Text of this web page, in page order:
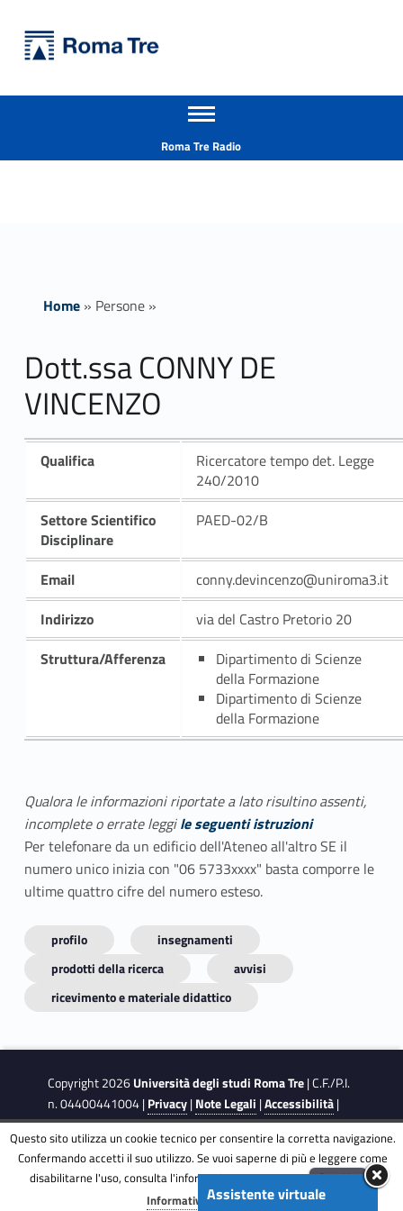
Dott.ssa CONNY DE VINCENZO - Università Roma Tre
Apri il menu secondario
Roma Tre Radio
Home» Persone»
Dott.ssa CONNY DE
VINCENZO
Qualifica
Ricercatore tempo det. Legge
240/2010
Settore Scientifico
Disciplinare
PAED-02/B
Email
conny.devincenzo@uniroma3.it
Indirizzo
via del Castro Pretorio 20
Struttura/Afferenza
Dipartimento di Scienze
della Formazione
Dipartimento di Scienze
della Formazione
Qualora le informazioni riportate a lato risultino assenti,
incomplete o errate leggile seguenti istruzioni
Per telefonare da un edificio dell'Ateneo all'altro SE il
numero unico inizia con "06 5733xxxx" basta comporre le
ultime quattro cifre del numero esteso.
profilo
insegnamenti
prodotti della ricerca
avvisi
ricevimento e materiale didattico
Copyright 2026Università degli studi Roma Tre| C.F./P.I.
n. 04400441004 |Privacy|Note Legali |Accessibilità|
Obiettivi di accessibilità|Dichiarazione di accessibilità
Assistente virtuale
This site is protected by reCAPTCHA and the GooglePrivacy
Terms of Serviceapply.
Questo sito utilizza un cookie tecnico per consentire la corretta navigazione.
Confermando accetti il suo utilizzo. Se vuoi saperne di più e leggere come
disabilitarne l'uso, consulta l'informativa estesa.ENG
Accetta
Informativa completa